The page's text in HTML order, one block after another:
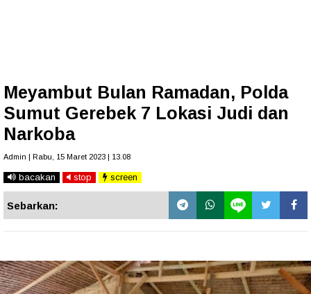
Meyambut Bulan Ramadan, Polda
Sumut Gerebek 7 Lokasi Judi dan
Narkoba
Admin | Rabu, 15 Maret 2023 | 13.08
bacakan stop screen
Sebarkan: